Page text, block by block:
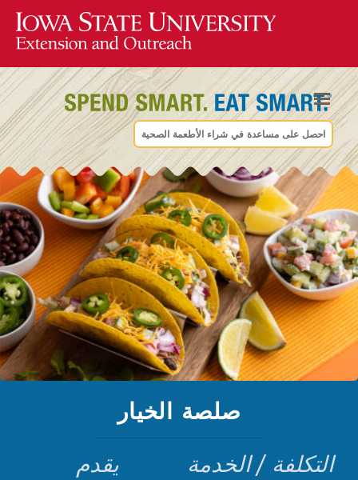
احصل على مساعدة في شراء الأطعمة الصحية
صلصة الخيار
يقدم
التكلفة / الخدمة